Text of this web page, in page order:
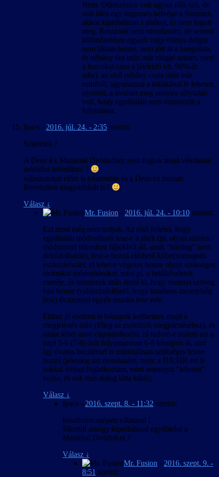
Nem. Ötletszinten volt ugyan róla szó, de
volt idén egy ingyenes hétvége a Steamen,
akkor kipróbáltam a játékot, és nem fogott
meg. Rossznak nem mondanám, de semmi
különösebben egyedi vagy ötletes dolgot
nem láttam benne, nem jött át a hangulata,
és néhány óra után már eléggé untam, mert
a harcokat (ami a játékidő kb. 90%-át
adta). az első néhány csata után már
rutinból, ugyanazzal a taktikával le lehetett
nyomni, a történet meg annyira súlytalan
volt, hogy egyáltalán nem ösztönzött a
folytatásra.
Ipacs - 2016. júl. 24. - 2:35 szerint:
Sziasztok !
A Deus Ex Mankind Dividedhez nem fogtok majd véletlenül
nekiállni lefordítani ?
válaszotokat előre is köszönöm és a Deus ex human
Revolution magyarítását is !
Válasz ↓
Mr. Fusion - 2016. júl. 24. - 10:10 szerint:
Ezt most még nem tudjuk. Az első feltétel, hogy
egyáltalán módosítható lesz-e a játék (pl. olyan szinten /
módszerrel titkosított fájlokból áll, amik “házilag” nem
dekódolhatók), lesz-e hozzá elérhető ki/becsomagoló
eszközkészlet, el lehet-e végezni benne olyan szükséges
technikai módosításokat, mint pl. a betűkészletek
cseréje, és mindezek után derül ki, hogy mennyi szöveg
van benne (valószínűsíthető, hogy hatalmas mennyiség
lesz) és mennyi egyéb munka lesz vele.
Ehhez jó esetben is hónapok kellhetnek majd a
megjelenés után (főleg az eszközök megjelenéséhez), és
aztán lehet azon elgondolkodni, rá tudom-e szánni azt a
napi 5-6 (7-8) órát folyamatosan 6-8 hónapon át, ami
így óvatos becsléssel is minimálisan szükséges lenne
hozzá (jelenleg azt mondanám, nem; a DX:HR-rel is
sokkal többet foglalkoztam, mint amennyit “lehetett”
volna, és sok más dolog látta kárát).
Válasz ↓
Ipacs - 2016. szept. 8. - 11:32 szerint:
köszönöm szépen válaszod !
Sikerült amúgy kipróbálnod egyébként a
Mankind Divided-et ?
Válasz ↓
Mr. Fusion - 2016. szept. 9. -
8:51 szerint: